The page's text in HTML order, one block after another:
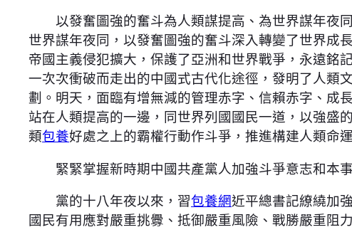
以發奮圖強的奮斗為人類謀提高、為世界謀年夜
世界謀年夜同，以發奮圖強的奮斗深入轉變了世界成
帝國主義侵犯擴大，保護了亞洲和世界戰爭，永遠銘
一次次衝破而走出的中國式古代化途徑，發明了人類
劃。明天，面臨有增無減的管理赤字、信賴赤字、成
站在人類提高的一邊，同世界列國國民一道，以強盛
類包養好處之上的霸權行動作斗爭，推進構建人類命
緊緊掌握新時期中國共產黨人加強斗爭意志和本
黨的十八年夜以來，習包養網近平總書記繚繞加
國民有用應對嚴重挑釁、抵御嚴重風險、戰勝嚴重阻